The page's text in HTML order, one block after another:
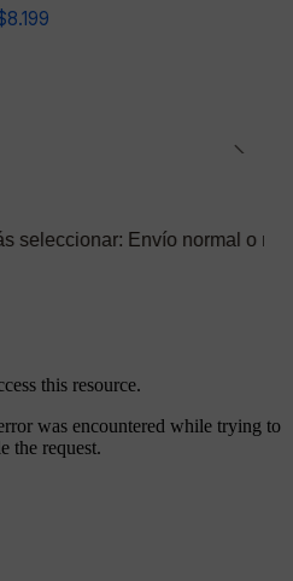
normal o rápido ☑️